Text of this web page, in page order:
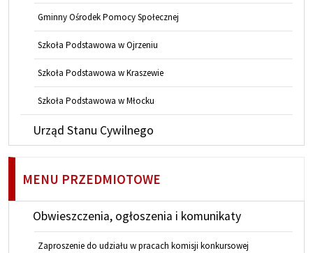
Gminny Ośrodek Pomocy Społecznej
Szkoła Podstawowa w Ojrzeniu
Szkoła Podstawowa w Kraszewie
Szkoła Podstawowa w Młocku
Urząd Stanu Cywilnego
MENU PRZEDMIOTOWE
Obwieszczenia, ogłoszenia i komunikaty
Zaproszenie do udziału w pracach komisji konkursowej